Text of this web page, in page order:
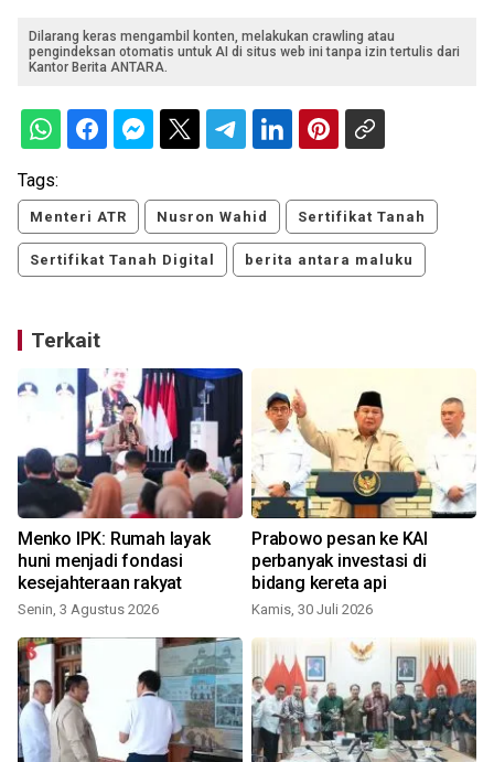
Dilarang keras mengambil konten, melakukan crawling atau
pengindeksan otomatis untuk AI di situs web ini tanpa izin tertulis dari
Kantor Berita ANTARA.
Tags:
Menteri ATR Nusron Wahid Sertifikat Tanah
Sertifikat Tanah Digital berita antara maluku
Terkait
Menko IPK: Rumah layak
huni menjadi fondasi
kesejahteraan rakyat
Senin, 3 Agustus 2026
Prabowo pesan ke KAI
perbanyak investasi di
bidang kereta api
Kamis, 30 Juli 2026